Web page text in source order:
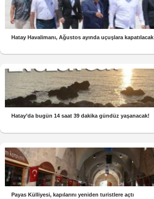
Hatay Havalimanı, Ağustos ayında uçuşlara kapatılacak
Hatay’da bugün 14 saat 39 dakika gündüz yaşanacak!
Payas Külliyesi, kapılarını yeniden turistlere açtı